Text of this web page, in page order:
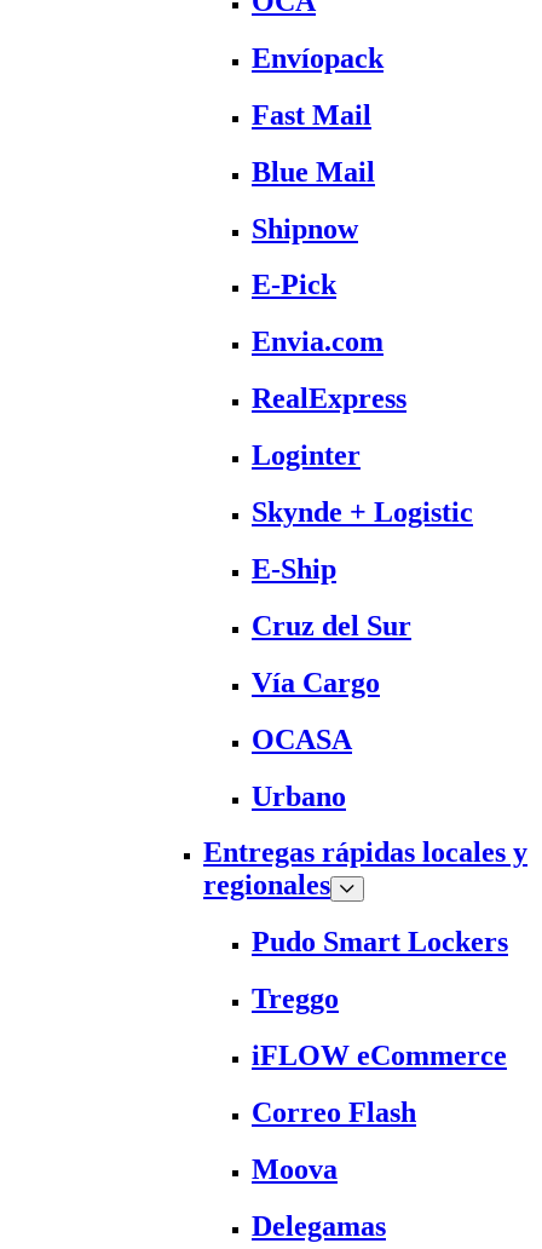
Envíopack
Fast Mail
Blue Mail
Shipnow
E-Pick
Envia.com
RealExpress
Loginter
Skynde + Logistic
E-Ship
Cruz del Sur
Vía Cargo
OCASA
Urbano
Entregas rápidas locales y
regionales
Pudo Smart Lockers
Treggo
iFLOW eCommerce
Correo Flash
Moova
Delegamas